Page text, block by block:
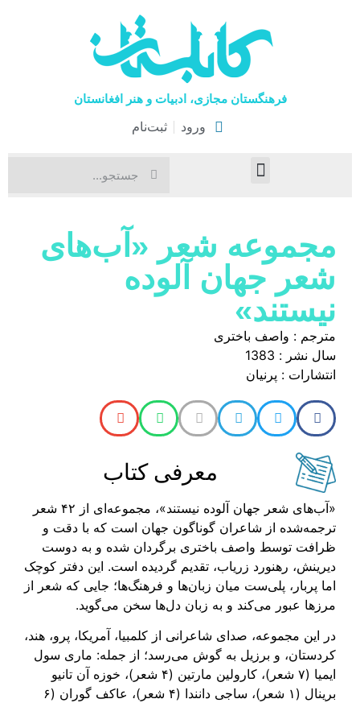
فرهنگستان مجازی، ادبیات و هنر افغانستان
ورود ثبت‌نام
مجموعه شعر «آب‌های
شعر جهان آلوده
نیستند»
مترجم : واصف باختری
سال نشر : 1383
انتشارات : پرنیان
معرفی کتاب
«آب‌های شعر جهان آلوده نیستند»، مجموعه‌ای از ۴۲ شعر
ترجمه‌شده از شاعران گوناگون جهان است که با دقت و
ظرافت توسط واصف باختری برگردان شده و به دوست
دیرینش، رهنورد زریاب، تقدیم گردیده است. این دفتر کوچک
اما پربار، پلی‌ست میان زبان‌ها و فرهنگ‌ها؛ جایی که شعر از
مرزها عبور می‌کند و به زبان دل‌ها سخن می‌گوید.
در این مجموعه، صدای شاعرانی از کلمبیا، آمریکا، پرو، هند،
کردستان، و برزیل به گوش می‌رسد؛ از جمله: ماری سول
ایمیا (۷ شعر)، کارولین مارتین (۴ شعر)، خوزه آن تانیو
برینال (۱ شعر)، ساجی دانندا (۴ شعر)، عاکف گوران (۶